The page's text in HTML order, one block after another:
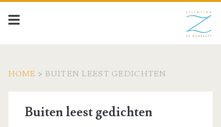
HOME > BUITEN LEEST GEDICHTEN
Buiten leest gedichten